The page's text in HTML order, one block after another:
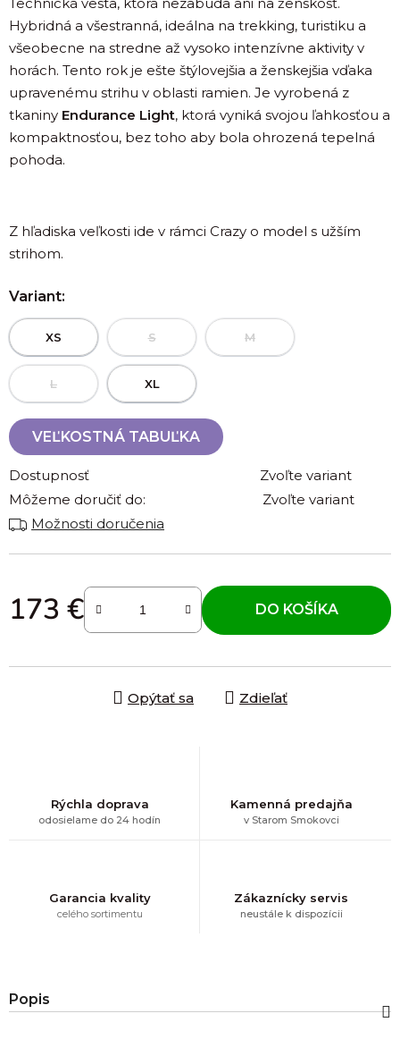
Hybridná a všestranná, ideálna na trekking, turistiku a
všeobecne na stredne až vysoko intenzívne aktivity v
horách. Tento rok je ešte štýlovejšia a ženskejšia vďaka
upravenému strihu v oblasti ramien. Je vyrobená z
tkaniny Endurance Light, ktorá vyniká svojou ľahkosťou a
kompaktnosťou, bez toho aby bola ohrozená tepelná
pohoda.
Z hľadiska veľkosti ide v rámci Crazy o model s užším
strihom.
Variant:
XS S M
L XL
VEĽKOSTNÁ TABUĽKA
Dostupnosť
Zvoľte variant
Môžeme doručiť do:
Zvoľte variant
Možnosti doručenia
173 €
Jednotková cena:
DO KOŠÍKA
Opýtať sa Zdieľať
Rýchla doprava
odosielame do 24 hodín
Kamenná predajňa
v Starom Smokovci
Garancia kvality
celého sortimentu
Zákaznícky servis
neustále k dispozícii
Popis